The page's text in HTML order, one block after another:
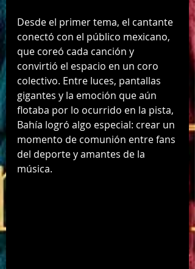
Desde el primer tema, el cantante
conectó con el público mexicano,
que coreó cada canción y
convirtió el espacio en un coro
colectivo. Entre luces, pantallas
gigantes y la emoción que aún
flotaba por lo ocurrido en la pista,
Bahía logró algo especial: crear un
momento de comunión entre fans
del deporte y amantes de la
música.